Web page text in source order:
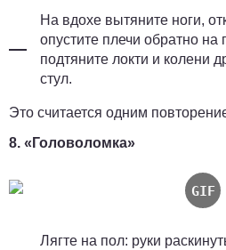
На вдохе вытяните ноги,
опустите плечи обратно
подтяните локти и колени
стул.
Это считается одним
8. «Головоломка»
Лягте на пол: руки